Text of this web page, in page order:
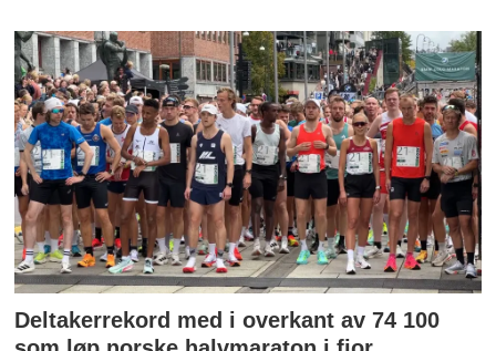
Deltakerrekord med i overkant av 74 100